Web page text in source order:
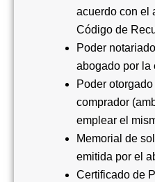
acuerdo con el
Código de
Poder
abogado por la
Poder
comprador
emplear el
Memorial de
emitida por el
Certificado de